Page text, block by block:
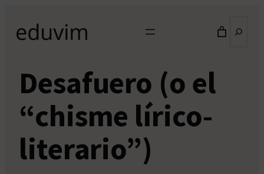
contenido
Desafuero (o el
“chisme lírico-
literario”)